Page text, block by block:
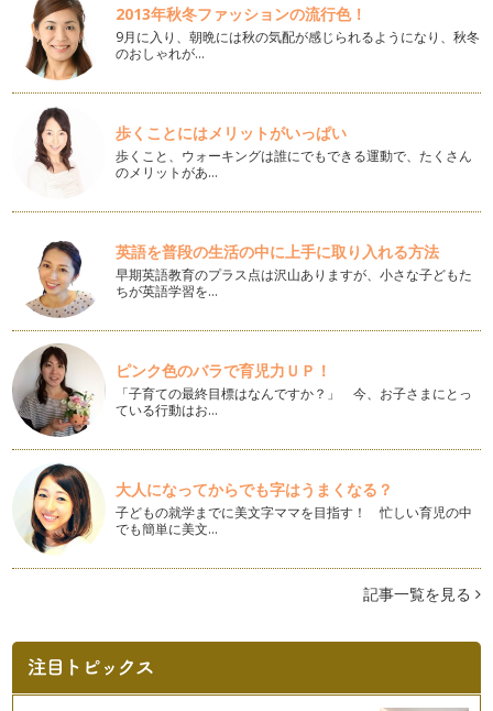
離婚を考える前にやってみよう⑧「当たり前の価値を再認識し
よう（後半）～適切な側面に注目することの大切さ」
ほとんどの場合、自分への批判は耳が痛いものですが、他方で
人への批判やダメ出しは出そうと思え…
離婚を考える前にやってみよう⑦「当たり前の価値を再認識し
よう（前半）～相手の良さを再発見！」
ほとんどの場合、自分への批判は耳が痛いものですが、他方で
人への批判やダメ出しは出そうと思え…
よう」
人の行動には意識的であっても無意識であっても必ず「わけ」
が存在し、その「わけ」には「原因」…
離婚を考える前にやってみよう⑤「自分の感情との上手な付き
合い方」
つい感情的になってしまう、感情が抑えられない、などと感情
は自然とわき起こり自分ではコントロ…
離婚を考える前にやってみよう④「言葉の使い方を工夫しよう
～お願い口調と意見言葉への変換が生み出すコミュニケーショ
ン力～」
言葉は伝える手段である共に、取り扱いによっては人を勇気づ
けることも傷つけることもできます。…
離婚を考える前にやってみよう③～聴き上手になろう（実践
編）
よりよいコミュニケーションのためには話すことと同じくら
離婚を考える前にやってみよう②～聴き上手になろう（概要
編）
よりよいコミュニケーションのためには話すことと同じくら
2013年秋冬ファッションの流行色！
9月に入り、朝晩には秋の気配が感じられるようになり、秋冬
のおしゃれが…
歩くことにはメリットがいっぱい
歩くこと、ウォーキングは誰にでもできる運動で、たくさん
のメリットがあ…
英語を普段の生活の中に上手に取り入れる方法
早期英語教育のプラス点は沢山ありますが、小さな子どもた
ちが英語学習を…
ピンク色のバラで育児力ＵＰ！
「子育ての最終目標はなんですか？」 今、お子さまにとっ
ている行動はお…
大人になってからでも字はうまくなる？
子どもの就学までに美文字ママを目指す！ 忙しい育児の中
でも簡単に美文…
記事一覧を見る